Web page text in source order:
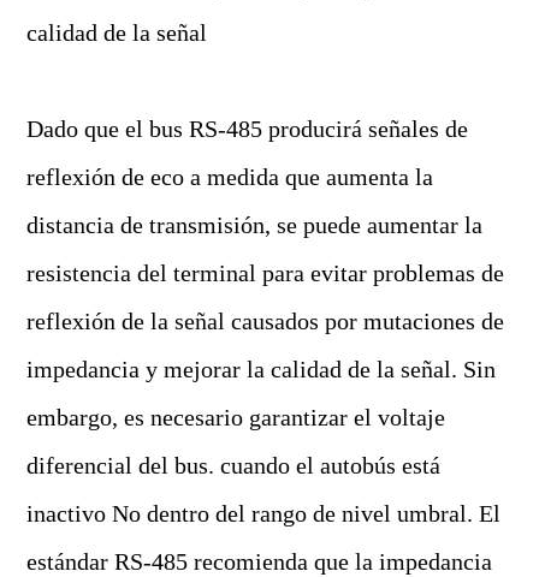
calidad de la señal
Dado que el bus RS-485 producirá señales de
reflexión de eco a medida que aumenta la
distancia de transmisión, se puede aumentar la
resistencia del terminal para evitar problemas de
reflexión de la señal causados por mutaciones de
impedancia y mejorar la calidad de la señal. Sin
embargo, es necesario garantizar el voltaje
diferencial del bus. cuando el autobús está
inactivo No dentro del rango de nivel umbral. El
estándar RS-485 recomienda que la impedancia